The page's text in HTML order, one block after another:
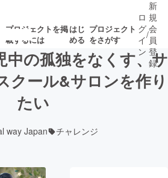
プロジェクトを掲
載するには
はじ
める
プロジェクト
をさがす
の新着プロ募集終了が近いプ
ロ
グ
イ
ン
/
新
規
会
員
登
録
中の孤独をなくす、サ
クール&サロンを作り
たい
way Japan チャレンジ